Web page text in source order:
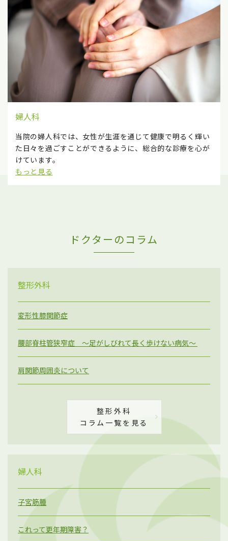
婦人科
当院の婦人科では、女性が生涯を通じて健康で明るく輝い
た日々を過ごすことができるように、総合的な診療を心が
けています。
もっと見る
ドクターのコラム
整形外科
変形性膝関節症
腰部脊柱管狭窄症 ～足がしびれて長く歩けない病気～
肩関節周囲炎について
整形外科
コラム一覧を見る
婦人科
子宮筋腫
これって更年期障害？